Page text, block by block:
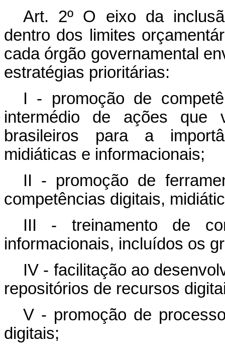
Art. 2º O eixo da
dentro dos limites
cada órgão governamental
estratégias prioritárias:
I - promoção de
intermédio de ações que
brasileiros para a
midiáticas e informacionais;
II - promoção de
competências digitais,
III - treinamento de
informacionais, incluídos os
IV - facilitação ao
repositórios de recursos
V - promoção de
digitais;